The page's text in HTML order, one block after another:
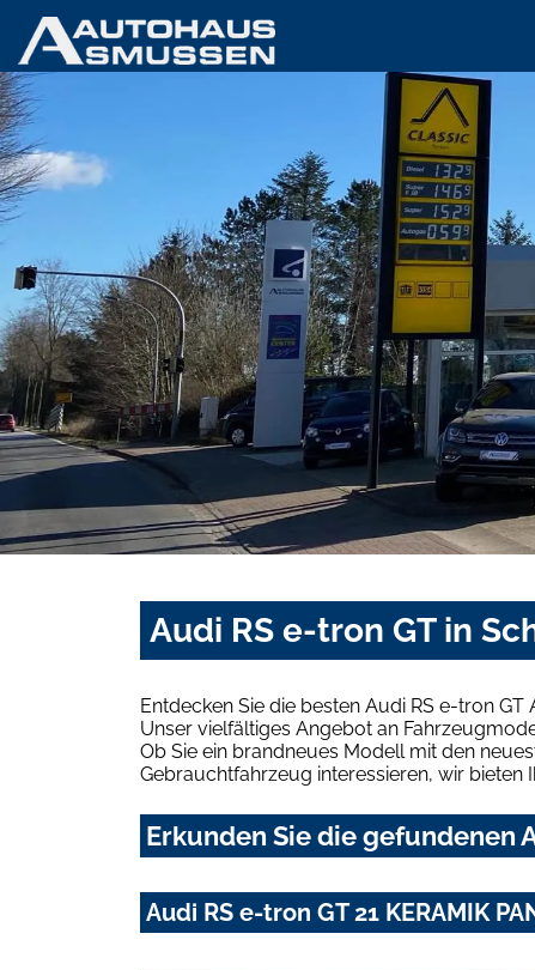
Audi RS e-tron GT in
Entdecken Sie die besten Audi RS e-tron
Unser vielfältiges Angebot an
Ob Sie ein brandneues Modell mit den
Gebrauchtfahrzeug interessieren, wir bieten
Erkunden Sie die gefundenen
Audi RS e-tron GT 21 KERAMIK